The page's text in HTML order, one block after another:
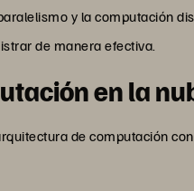
y la computación
de manera efectiva.
en la
de computación